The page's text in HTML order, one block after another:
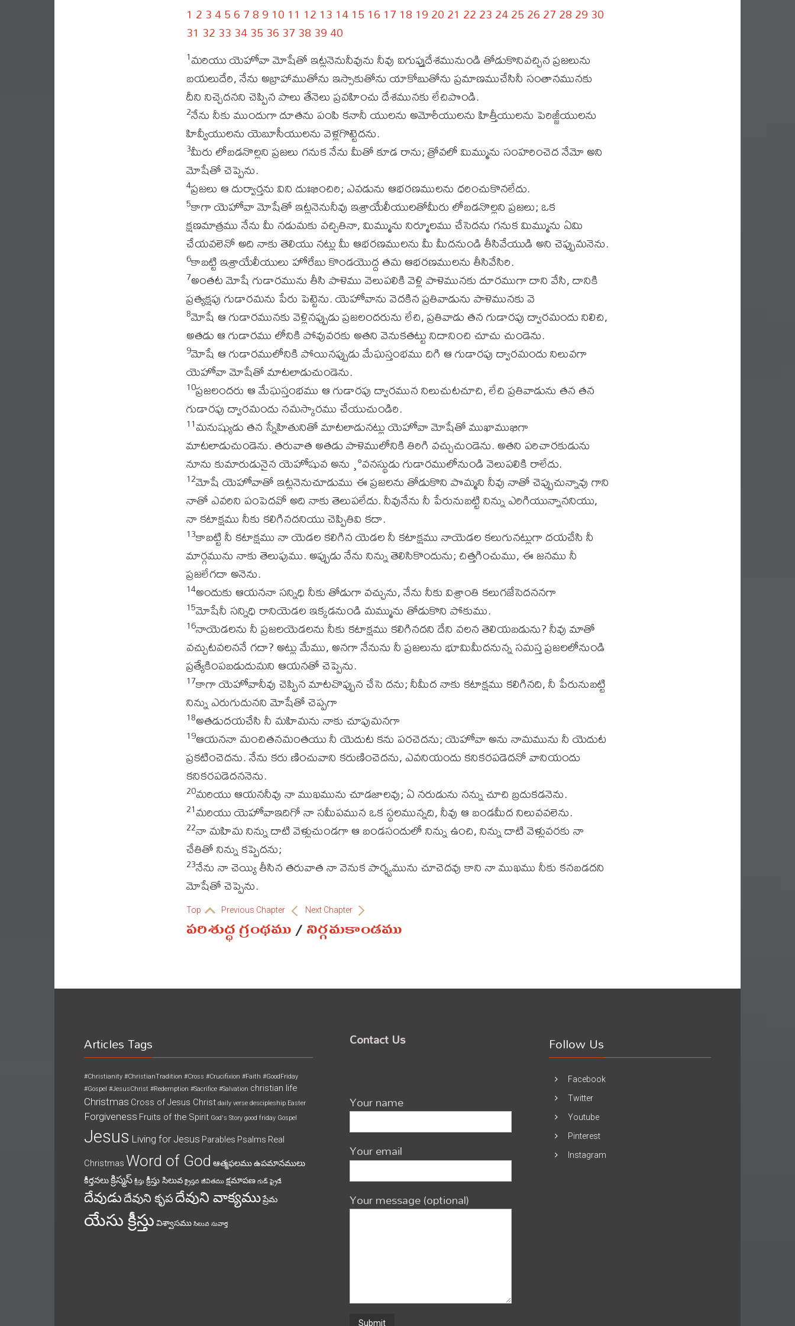
1 23456789 10 11 12 13 1415 16 17 18 192021 222324252627282930
31 323334353637383940
1మరియు యెహోవా మోషేతో ఇట్లనెనునీవును నీవు ఐగుప్తుదేశమునుండి తోడుకొనివచ్చిన ప్రజలును
బయలుదేరి, నేను అబ్రాహాముతోను ఇస్సాకుతోను యాకోబుతోను ప్రమాణముచేసినీ సంతానమునకు
దీని నిచ్చెదనని చెప్పిన పాలు తేనెలు ప్రవహించు దేశమునకు లేచిపొండి.
2నేను నీకు ముందుగా దూతను పంపి కనానీ యులను అమోరీయులను హిత్తీయులను పెరిజ్జీయులను
హివ్వీయులను యెబూసీయులను వెళ్లగొట్టెదను.
3మీరు లోబడనొల్లని ప్రజలు గనుక నేను మీతో కూడ రాను; త్రోవలో మిమ్మును సంహరించెద నేమో అని
మోషేతో చెప్పెను.
4ప్రజలు ఆ దుర్వార్తను విని దుఃఖించిరి; ఎవడును ఆభరణములను ధరించుకొనలేదు.
5కాగా యెహోవా మోషేతో ఇట్లనెనునీవు ఇశ్రాయేలీయులతోమీరు లోబడనొల్లని ప్రజలు; ఒక
క్షణమాత్రము నేను మీ నడుమకు వచ్చితినా, మిమ్మును నిర్మూలము చేసెదను గనుక మిమ్మును ఏమి
చేయవలెనో అది నాకు తెలియు నట్లు మీ ఆభరణములను మీ మీదనుండి తీసివేయుడి అని చెప్పుమనెను.
6కాబట్టి ఇశ్రాయేలీయులు హోరేబు కొండయొద్ద తమ ఆభరణములను తీసివేసిరి.
7అంతట మోషే గుడారమును తీసి పాళెము వెలుపలికి వెళ్లి పాళెమునకు దూరముగా దాని వేసి, దానికి
ప్రత్యక్షపు గుడారమను పేరు పెట్టెను. యెహోవాను వెదకిన ప్రతివాడును పాళెమునకు వె
8మోషే ఆ గుడారమునకు వెళ్లినప్పుడు ప్రజలందరును లేచి, ప్రతివాడు తన గుడారపు ద్వారమందు నిలిచి,
అతడు ఆ గుడారము లోనికి పోవువరకు అతని వెనుకతట్టు నిదానించి చూచు చుండెను.
9మోషే ఆ గుడారములోనికి పోయినప్పుడు మేఘస్తంభము దిగి ఆ గుడారపు ద్వారమందు నిలువగా
యెహోవా మోషేతో మాటలాడుచుండెను.
10ప్రజలందరు ఆ మేఘస్తంభము ఆ గుడారపు ద్వారమున నిలుచుటచూచి, లేచి ప్రతివాడును తన తన
గుడారపు ద్వారమందు నమస్కారము చేయుచుండిరి.
11మనుష్యుడు తన స్నేహితునితో మాటలాడునట్లు యెహోవా మోషేతో ముఖాముఖిగా
మాటలాడుచుండెను. తరువాత అతడు పాళెములోనికి తిరిగి వచ్చుచుండెను. అతని పరిచారకుడును
నూను కుమారుడునైన యెహోషువ అను ¸°వనస్థుడు గుడారములోనుండి వెలుపలికి రాలేదు.
12మోషే యెహోవాతో ఇట్లనెనుచూడుము ఈ ప్రజలను తోడుకొని పొమ్మని నీవు నాతో చెప్పుచున్నావు గాని
నాతో ఎవరిని పంపెదవో అది నాకు తెలుపలేదు. నీవునేను నీ పేరునుబట్టి నిన్ను ఎరిగియున్నాననియు,
నా కటాక్షము నీకు కలిగినదనియు చెప్పితివి కదా.
13కాబట్టి నీ కటాక్షము నా యెడల కలిగిన యెడల నీ కటాక్షము నాయెడల కలుగునట్లుగా దయచేసి నీ
మార్గమును నాకు తెలుపుము. అప్పుడు నేను నిన్ను తెలిసికొందును; చిత్తగించుము, ఈ జనము నీ
ప్రజలేగదా అనెను.
14అందుకు ఆయననా సన్నిధి నీకు తోడుగా వచ్చును, నేను నీకు విశ్రాంతి కలుగజేసెదననగా
15మోషేనీ సన్నిధి రానియెడల ఇక్కడనుండి మమ్మును తోడుకొని పోకుము.
16నాయెడలను నీ ప్రజలయెడలను నీకు కటాక్షము కలిగినదని దేని వలన తెలియబడును? నీవు మాతో
వచ్చుటవలననే గదా? అట్లు మేము, అనగా నేనును నీ ప్రజలును భూమిమీదనున్న సమస్త ప్రజలలోనుండి
ప్రత్యేకింపబడుదుమని ఆయనతో చెప్పెను.
17కాగా యెహోవానీవు చెప్పిన మాటచొప్పున చేసె దను; నీమీద నాకు కటాక్షము కలిగినది, నీ పేరునుబట్టి
నిన్ను ఎరుగుదునని మోషేతో చెప్పగా
18అతడుదయచేసి నీ మహిమను నాకు చూపుమనగా
19ఆయననా మంచితనమంతయు నీ యెదుట కను పరచెదను; యెహోవా అను నామమును నీ యెదుట
ప్రకటించెదను. నేను కరు ణించువాని కరుణించెదను, ఎవనియందు కనికరపడెదనో వానియందు
కనికరపడెదననెను.
20మరియు ఆయననీవు నా ముఖమును చూడజాలవు; ఏ నరుడును నన్ను చూచి బ్రదుకడనెను.
21మరియు యెహోవాఇదిగో నా సమీపమున ఒక స్థలమున్నది, నీవు ఆ బండమీద నిలువవలెను.
22నా మహిమ నిన్ను దాటి వెళ్లుచుండగా ఆ బండసందులో నిన్ను ఉంచి, నిన్ను దాటి వెళ్లువరకు నా
చేతితో నిన్ను కప్పెదను;
23నేను నా చెయ్యి తీసిన తరువాత నా వెనుక పార్శ్వమును చూచెదవు కాని నా ముఖము నీకు కనబడదని
మోషేతో చెప్పెను.
Top Previous Chapter Next Chapter
పరిశుద్ధ గ్రంథము/నిర్గమకాండము
Articles Tags
#Christianity #ChristianTradition #Cross #Crucifixion #Faith #GoodFriday
#Gospel #JesusChrist #Redemption #Sacrifice #Salvation christian life
Christmas Cross of Jesus Christ daily verse descipleship Easter
Forgiveness Fruits of the Spirit God's Story good friday Gospel
Jesus Living for Jesus Parables Psalms Real
Christmas Word of God ఆత్మఫలముఉపమానములు
కీర్తనలుక్రిస్మస్ క్రీస్తు క్రీస్తు సిలువ క్రైస్తవ జీవితము క్షమాపణ గుడ్ ఫ్రైడే
దేవుడుదేవుని కృపదేవుని వాక్యముప్రేమ
యేసు క్రీస్తు విశ్వాసము సిలువ సువార్త
Contact Us
Your name
Your email
Your message (optional)
Follow Us
Facebook
Twitter
Youtube
Pinterest
Instagram